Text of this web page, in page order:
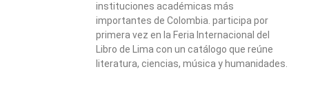
instituciones académicas más
importantes de Colombia. participa por
primera vez en la Feria Internacional del
Libro de Lima con un catálogo que reúne
literatura, ciencias, música y humanidades.